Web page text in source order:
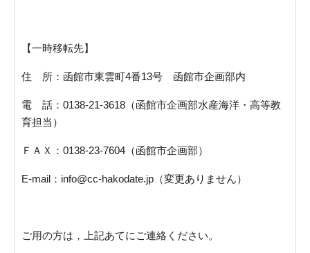
【一時移転先】
住 所：函館市東雲町4番13号 函館市企画部内
電 話：0138-21-3618（函館市企画部水産海洋・高等教
育担当）
ＦＡＸ：0138-23-7604（函館市企画部）
E-mail：info@cc-hakodate.jp（変更ありません）
ご用の方は，上記あてにご連絡ください。